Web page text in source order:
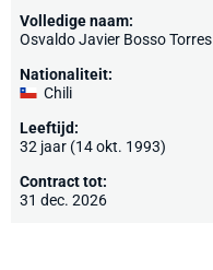
Volledige naam:
Osvaldo Javier Bosso Torres
Nationaliteit:
Chili
Leeftijd:
32 jaar (14 okt. 1993)
Contract tot:
31 dec. 2026